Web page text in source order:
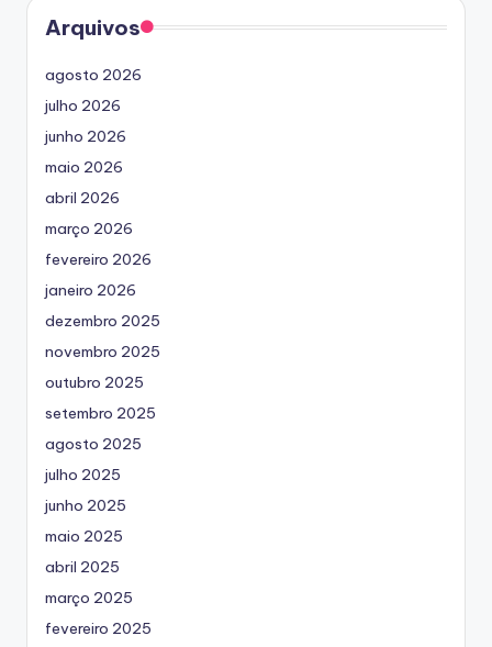
Arquivos
agosto 2026
julho 2026
junho 2026
maio 2026
abril 2026
março 2026
fevereiro 2026
janeiro 2026
dezembro 2025
novembro 2025
outubro 2025
setembro 2025
agosto 2025
julho 2025
junho 2025
maio 2025
abril 2025
março 2025
fevereiro 2025